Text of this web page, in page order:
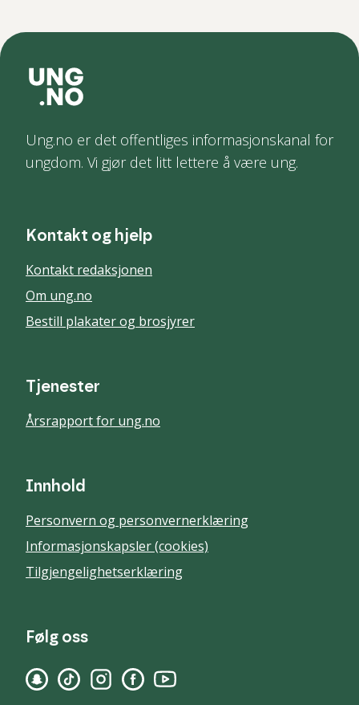
Ung.no er det offentliges informasjonskanal for
ungdom. Vi gjør det litt lettere å være ung.
Kontakt og hjelp
Kontakt redaksjonen
Om ung.no
Bestill plakater og brosjyrer
Tjenester
Årsrapport for ung.no
Innhold
Personvern og personvernerklæring
Informasjonskapsler (cookies)
Tilgjengelighetserklæring
Følg oss